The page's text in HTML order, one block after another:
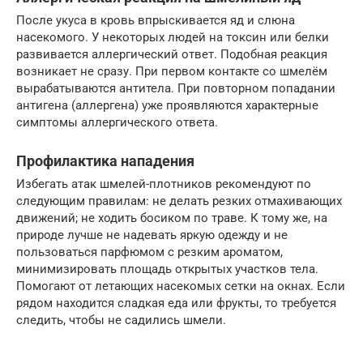
После укуса в кровь впрыскивается яд и слюна
насекомого. У некоторых людей на токсин или белки
развивается аллергический ответ. Подобная реакция
возникает не сразу. При первом контакте со шмелём
вырабатываются антитела. При повторном попадании
антигена (аллергена) уже проявляются характерные
симптомы аллергического ответа.
Профилактика нападения
Избегать атак шмелей-плотников рекомендуют по
следующим правилам: не делать резких отмахивающих
движений; не ходить босиком по траве. К тому же, на
природе лучше не надевать яркую одежду и не
пользоваться парфюмом с резким ароматом,
минимизировать площадь открытых участков тела.
Помогают от летающих насекомых сетки на окнах. Если
рядом находится сладкая еда или фрукты, то требуется
следить, чтобы не садились шмели.